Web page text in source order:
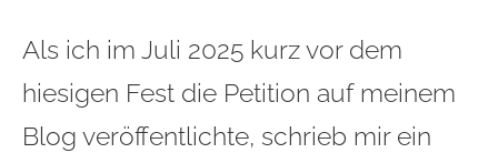
Als ich im Juli 2025 kurz vor dem
hiesigen Fest die Petition auf meinem
Blog veröffentlichte, schrieb mir ein